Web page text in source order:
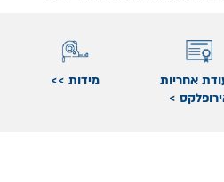
אחריות
>
מידות >>